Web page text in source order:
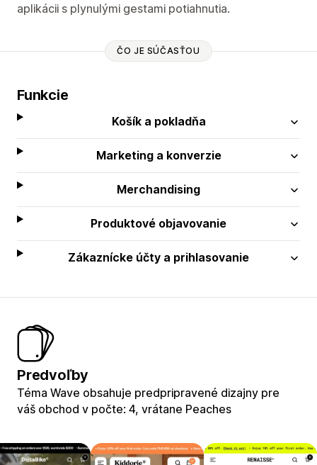
aplikácii s plynulými gestami potiahnutia.
ČO JE SÚČASŤOU
Funkcie
Košík a pokladňa
Marketing a konverzie
Merchandising
Produktové objavovanie
Zákaznícke účty a prihlasovanie
Predvoľby
Téma Wave obsahuje predpripravené dizajny pre
váš obchod v počte: 4, vrátane Peaches